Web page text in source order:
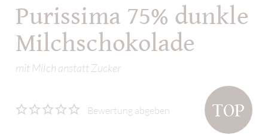
Purissima 75% dunkle
Milchschokolade
mit Milch anstatt Zucker
TOP
Bewertung abgeben